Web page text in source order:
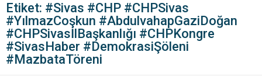
Etiket: #Sivas #CHP #CHPSivas
#YılmazCoşkun #AbdulvahapGaziDoğan
#CHPSivasİlBaşkanlığı #CHPKongre
#SivasHaber #DemokrasiŞöleni
#MazbataTöreni